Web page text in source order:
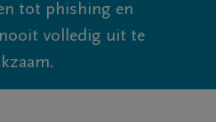
tot phishing en
volledig uit te